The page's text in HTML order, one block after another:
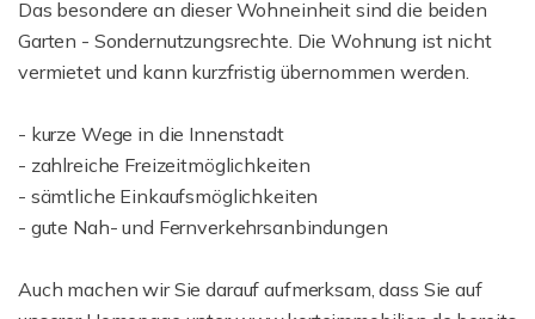
Das besondere an dieser Wohneinheit sind die beiden
Garten - Sondernutzungsrechte. Die Wohnung ist nicht
vermietet und kann kurzfristig übernommen werden.
- kurze Wege in die Innenstadt
- zahlreiche Freizeitmöglichkeiten
- sämtliche Einkaufsmöglichkeiten
- gute Nah- und Fernverkehrsanbindungen
Auch machen wir Sie darauf aufmerksam, dass Sie auf